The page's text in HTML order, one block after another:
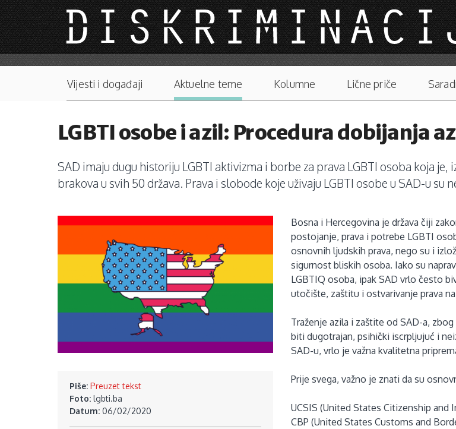
Skip to main content
Main menu
Vijesti i događaji Aktuelne teme Kolumne Lične priče
LGBTI osobe i azil: Procedura dobijanja
SAD imaju dugu historiju LGBTI aktivizma i borbe za prava LGBTI osoba koja
brakova u svih 50 država. Prava i slobode koje uživaju LGBTI osobe u SAD-u su
Piše: Preuzet tekst
Foto: lgbti.ba
Datum: 06/02/2020
Bosna i Hercegovina je država čiji
postojanje, prava i potrebe LGBTI
osnovnih ljudskih prava, nego su i
sigurnost bliskih osoba. Iako su
LGBTIQ osoba, ipak SAD vrlo često
utočište, zaštitu i ostvarivanje prava
Traženje azila i zaštite od SAD-a,
biti dugotrajan, psihički iscrpljujuć i
SAD-u, vrlo je važna kvalitetna
Prije svega, važno je znati da su
UCSIS (United States Citizenship
CBP (United States Customs and